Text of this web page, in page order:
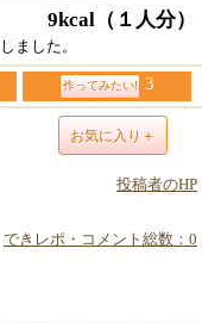
9kcal （１人分）
ました。
作ってみたい! 3
お気に入り＋
投稿者のHP
できレポ・コメント総数：0